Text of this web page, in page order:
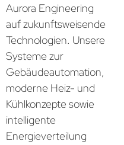
Aurora Engineering
auf zukunftsweisende
Technologien. Unsere
Systeme zur
Gebäudeautomation,
moderne Heiz- und
Kühlkonzepte sowie
intelligente
Energieverteilung